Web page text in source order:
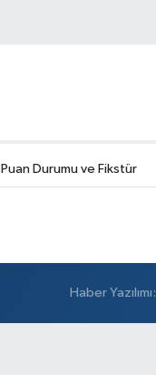
Puan Durumu ve Fikstür
Haber Yazılımı: